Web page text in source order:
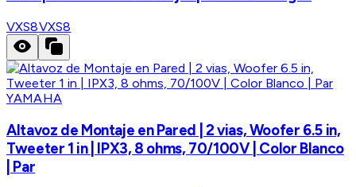
VXS8VXS8
YAMAHA
Altavoz de Montaje en Pared | 2 vias, Woofer 6.5 in,
Tweeter 1 in | IPX3, 8 ohms, 70/100V | Color Blanco
| Par